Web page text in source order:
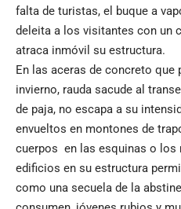
falta de turistas, el buque a
deleita a los visitantes con un
atraca inmóvil su estructura.
En las aceras de concreto que
invierno, rauda sacude al
de paja, no escapa a su
envueltos en montones de
cuerpos en las esquinas o los
edificios en su estructura
como una secuela de la